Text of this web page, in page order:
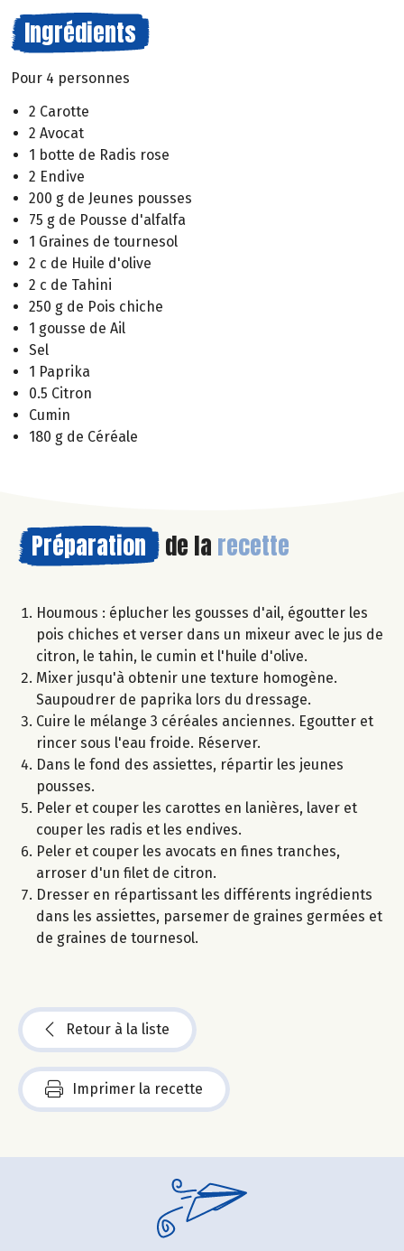
Ingrédients
Pour 4 personnes
2 Carotte
2 Avocat
1 botte de Radis rose
2 Endive
200 g de Jeunes pousses
75 g de Pousse d'alfalfa
1 Graines de tournesol
2 c de Huile d'olive
2 c de Tahini
250 g de Pois chiche
1 gousse de Ail
Sel
1 Paprika
0.5 Citron
Cumin
180 g de Céréale
Préparation de la recette
Houmous : éplucher les gousses d'ail, égoutter les
pois chiches et verser dans un mixeur avec le jus de
citron, le tahin, le cumin et l'huile d'olive.
Mixer jusqu'à obtenir une texture homogène.
Saupoudrer de paprika lors du dressage.
Cuire le mélange 3 céréales anciennes. Egoutter et
rincer sous l'eau froide. Réserver.
Dans le fond des assiettes, répartir les jeunes
pousses.
Peler et couper les carottes en lanières, laver et
couper les radis et les endives.
Peler et couper les avocats en fines tranches,
arroser d'un filet de citron.
Dresser en répartissant les différents ingrédients
dans les assiettes, parsemer de graines germées et
de graines de tournesol.
Retour à la liste
Imprimer la recette